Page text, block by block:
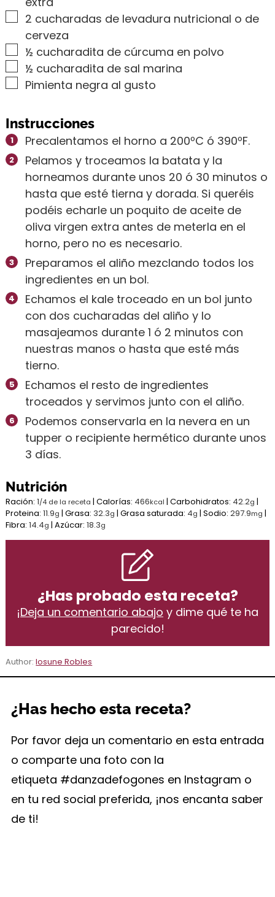
▢
2 cucharadas de levadura nutricional o de
cerveza
▢
½ cucharadita de cúrcuma en polvo
▢
½ cucharadita de sal marina
▢
Pimienta negra al gusto
Instrucciones
Precalentamos el horno a 200ºC ó 390ºF.
Pelamos y troceamos la batata y la
horneamos durante unos 20 ó 30 minutos o
hasta que esté tierna y dorada. Si queréis
podéis echarle un poquito de aceite de
oliva virgen extra antes de meterla en el
horno, pero no es necesario.
Preparamos el aliño mezclando todos los
ingredientes en un bol.
Echamos el kale troceado en un bol junto
con dos cucharadas del aliño y lo
masajeamos durante 1 ó 2 minutos con
nuestras manos o hasta que esté más
tierno.
Echamos el resto de ingredientes
troceados y servimos junto con el aliño.
Podemos conservarla en la nevera en un
tupper o recipiente hermético durante unos
3 días.
Nutrición
Ración:1/4 de la receta |Calorías: 466kcal |Carbohidratos: 42.2g |
Proteina:11.9g |Grasa: 32.3g |Grasa saturada: 4g |Sodio:297.9mg |
Fibra:14.4g |Azúcar:18.3g
¿Has probado esta receta?
¡Deja un comentario abajo y dime qué te ha
parecido!
Author:Iosune Robles
¿Has hecho esta receta?
Por favor deja un comentario en esta entrada
o comparte una foto con la
etiqueta #danzadefogones en Instagram o
en tu red social preferida, ¡nos encanta saber
de ti!